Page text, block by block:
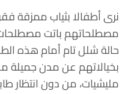
نرى أطفالا بثياب ممزقة
مصطلحاتهم باتت
حالة شلل تام أمام هذه
بخيالاتهم عن مدن
مليشيات، من دون انتظار